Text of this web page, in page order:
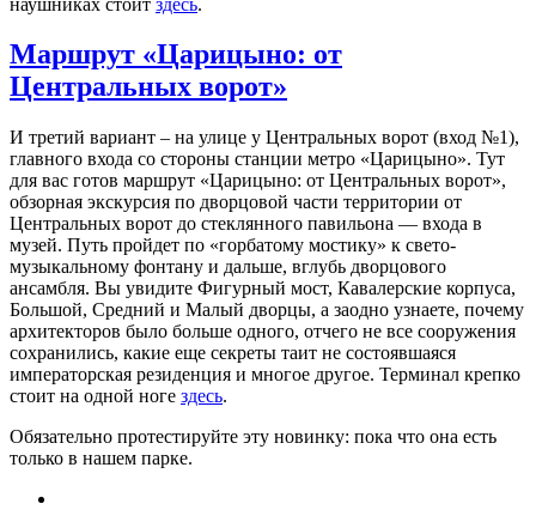
Маршрут «Царицыно: от
Центральных ворот»
И третий вариант – на улице у Центральных ворот (вход №1),
главного входа со стороны станции метро «Царицыно». Тут
для вас готов маршрут «Царицыно: от Центральных ворот»,
обзорная экскурсия по дворцовой части территории от
Центральных ворот до стеклянного павильона — входа в
музей. Путь пройдет по «горбатому мостику» к свето-
музыкальному фонтану и дальше, вглубь дворцового
ансамбля. Вы увидите Фигурный мост, Кавалерские корпуса,
Большой, Средний и Малый дворцы, а заодно узнаете, почему
архитекторов было больше одного, отчего не все сооружения
сохранились, какие еще секреты таит не состоявшаяся
императорская резиденция и многое другое. Терминал крепко
стоит на одной ноге здесь.
Обязательно протестируйте эту новинку: пока что она есть
только в нашем парке.